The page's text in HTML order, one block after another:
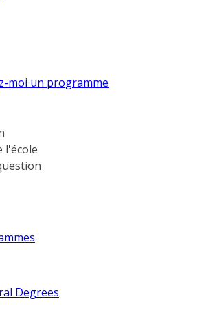
moi un programme
l'école
Degrees